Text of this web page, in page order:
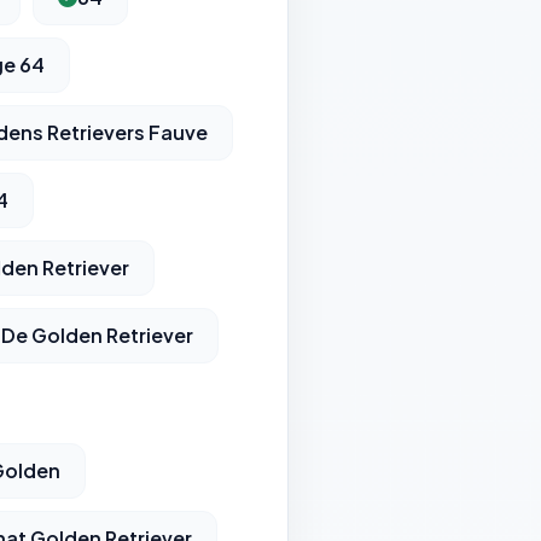
64
Retrievers Fauve
Retriever
Golden Retriever